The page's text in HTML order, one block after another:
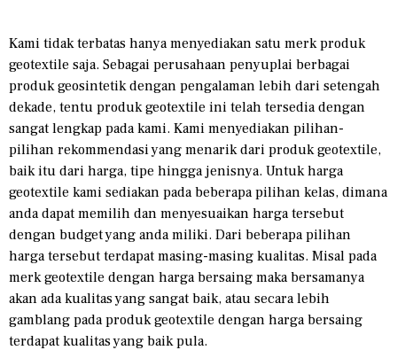
Kami tidak terbatas hanya menyediakan satu merk produk
geotextile saja. Sebagai perusahaan penyuplai berbagai
produk geosintetik dengan pengalaman lebih dari setengah
dekade, tentu produk geotextile ini telah tersedia dengan
sangat lengkap pada kami. Kami menyediakan pilihan-
pilihan rekommendasi yang menarik dari produk geotextile,
baik itu dari harga, tipe hingga jenisnya. Untuk harga
geotextile kami sediakan pada beberapa pilihan kelas, dimana
anda dapat memilih dan menyesuaikan harga tersebut
dengan budget yang anda miliki. Dari beberapa pilihan
harga tersebut terdapat masing-masing kualitas. Misal pada
merk geotextile dengan harga bersaing maka bersamanya
akan ada kualitas yang sangat baik, atau secara lebih
gamblang pada produk geotextile dengan harga bersaing
terdapat kualitas yang baik pula.